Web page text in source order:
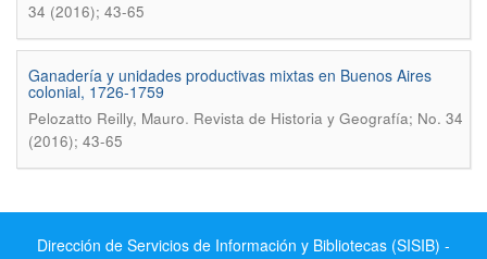
34 (2016); 43-65
Ganaderí­a y unidades productivas mixtas en Buenos Aires
colonial, 1726-1759
Pelozatto Reilly, Mauro. Revista de Historia y Geografí­a; No. 34
(2016); 43-65
Dirección de Servicios de Información y Bibliotecas (SISIB) -